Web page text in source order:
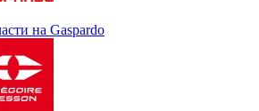
на Gaspardo